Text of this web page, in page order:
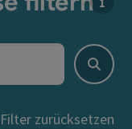
Suchen
Filter zurücksetzen